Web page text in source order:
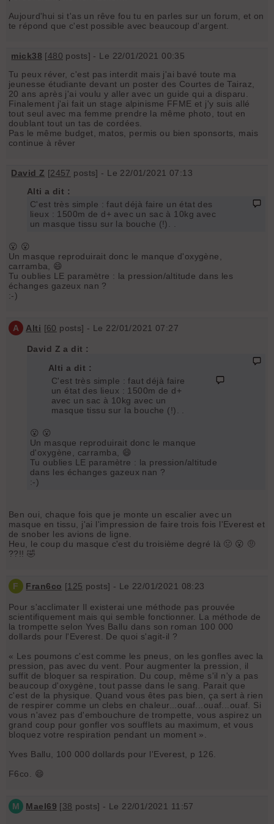
Aujourd'hui si t'as un rêve fou tu en parles sur un forum, et on
te répond que c'est possible avec beaucoup d'argent.
mick38 [480 posts] - Le 22/01/2021 00:35
Tu peux réver, c'est pas interdit mais j'ai bavé toute ma
jeunesse étudiante devant un poster des Courtes de Tairaz,
20 ans après j'ai voulu y aller avec un guide qui a disparu.
Finalement j'ai fait un stage alpinisme FFME et j'y suis allé
tout seul avec ma femme prendre la même photo, tout en
doublant tout un tas de cordées.
Pas le même budget, matos, permis ou bien sponsorts, mais
continue à rêver
David Z [2457 posts] - Le 22/01/2021 07:13
Alti a dit :
C'est très simple : faut déjà faire un état des
lieux : 1500m de d+ avec un sac à 10kg avec
un masque tissu sur la bouche (!). .
😮 😮
Un masque reproduirait donc le manque d'oxygène,
carramba, 😄
Tu oublies LE paramètre : la pression/altitude dans les
échanges gazeux nan ?
:-)
A Alti [60 posts] - Le 22/01/2021 07:27
David Z a dit :
Alti a dit :
C'est très simple : faut déjà faire
un état des lieux : 1500m de d+
avec un sac à 10kg avec un
masque tissu sur la bouche (!). .
😮 😮
Un masque reproduirait donc le manque
d'oxygène, carramba, 😄
Tu oublies LE paramètre : la pression/altitude
dans les échanges gazeux nan ?
:-)
Ben oui, chaque fois que je monte un escalier avec un
masque en tissu, j'ai l'impression de faire trois fois l'Everest et
de snober les avions de ligne.
Heu, le coup du masque c'est du troisième degré là 🤢 😮 🤨
??!! 🤣
F Fran6co [125 posts] - Le 22/01/2021 08:23
Pour s'acclimater Il existerai une méthode pas prouvée
scientifiquement mais qui semble fonctionner. La méthode de
la trompette selon Yves Ballu dans son roman 100 000
dollards pour l'Everest. De quoi s'agit-il ?
« Les poumons c'est comme les pneus, on les gonfles avec la
pression, pas avec du vent. Pour augmenter la pression, il
suffit de bloquer sa respiration. Du coup, même s'il n'y a pas
beaucoup d'oxygène, tout passe dans le sang. Parait que
c'est de la physique. Quand vous êtes pas bien, ça sert à rien
de respirer comme un clebs en chaleur...ouaf...ouaf...ouaf. Si
vous n'avez pas d'embouchure de trompette, vous aspirez un
grand coup pour gonfler vos soufflets au maximum, et vous
bloquez votre respiration pendant un moment ».
Yves Ballu, 100 000 dollards pour l'Everest, p 126.
F6co. 😄
M Mael69 [38 posts] - Le 22/01/2021 11:57